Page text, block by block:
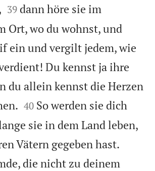


39 dann höre sie im
Ort, wo du wohnst, und
ein und vergilt jedem, wie
Du kennst ja ihre
du allein kennst die Herzen


40 So werden sie dich
sie in dem Land leben,
Vätern gegeben hast.
die nicht zu deinem